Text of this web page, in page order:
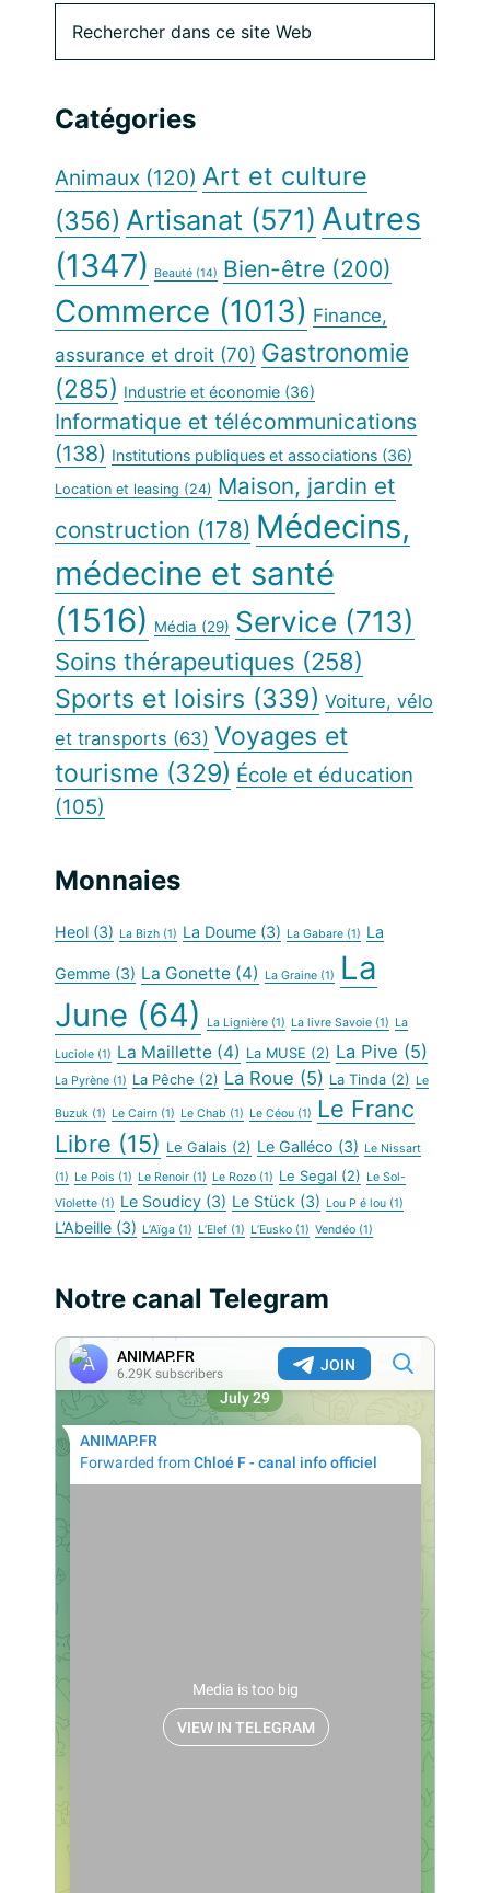
Barre
latérale
principale
dans
Web
Catégories
Animaux (120) Art et culture
(356) Artisanat (571) Autres
(1347)
Beauté (14) Bien-être (200)
Commerce (1013) Finance,
assurance et droit (70) Gastronomie
(285) Industrie et économie (36)
Informatique et télécommunications
(138) Institutions publiques et associations (36)
Location et leasing (24) Maison, jardin et
construction (178) Médecins,
médecine et santé
(1516) Média (29) Service (713)
Soins thérapeutiques (258)
Sports et loisirs (339) Voiture, vélo
et transports (63) Voyages et
tourisme (329) École et éducation
(105)
Monnaies
Heol (3) La Bizh (1) La Doume (3) La Gabare (1) La
Gemme (3) La Gonette (4) La Graine (1)
La
June (64) La Lignière (1) La livre Savoie (1) La
Luciole (1) La Maillette (4) La MUSE (2) La Pive (5)
La Pyrène (1) La Pêche (2) La Roue (5) La Tinda (2) Le
Buzuk (1) Le Cairn (1) Le Chab (1) Le Céou (1)
Le Franc
Libre (15) Le Galais (2) Le Galléco (3) Le Nissart
(1) Le Pois (1) Le Renoir (1) Le Rozo (1) Le Segal (2) Le Sol-
Violette (1) Le Soudicy (3) Le Stück (3) Lou P é lou (1)
L’Abeille (3) L’Aïga (1) L’Elef (1) L’Eusko (1) Vendéo (1)
Notre canal Telegram